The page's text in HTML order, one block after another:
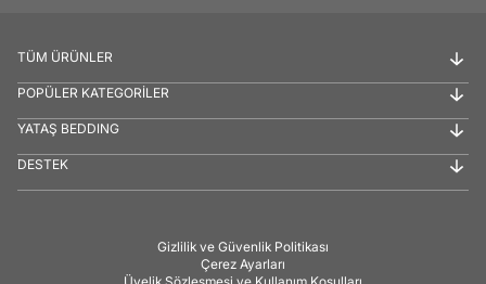
TÜM ÜRÜNLER
POPÜLER KATEGORİLER
YATAŞ BEDDING
DESTEK
Gizlilik ve Güvenlik Politikası
Çerez Ayarları